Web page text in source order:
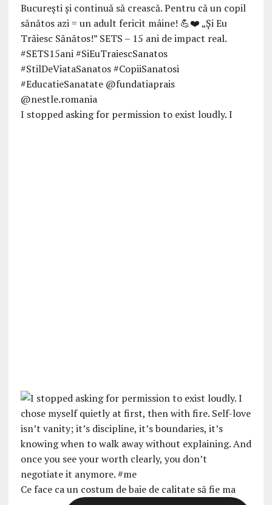
I stopped asking for permission to exist loudly. I
Ce face ca un costum de baie de calitate să fie ma